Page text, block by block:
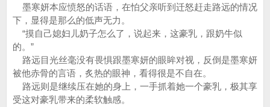
墨寒妍本应愤怒的话语，在怕父亲听到迁怒赶走路远的情况
下，显得是那么的低声无力。
“摸自己媳妇儿奶子怎么了，说起来，这豪乳，跟奶牛似
的。”
路远目光丝毫没有畏惧跟墨寒妍的眼眸对视，反倒是墨寒妍
被他赤骨的言语，炙热的眼神，看得很是不自在。
路远则是继续压在她的身上，一手抓着她一个豪乳，极其享
受这对豪乳带来的柔软触感。